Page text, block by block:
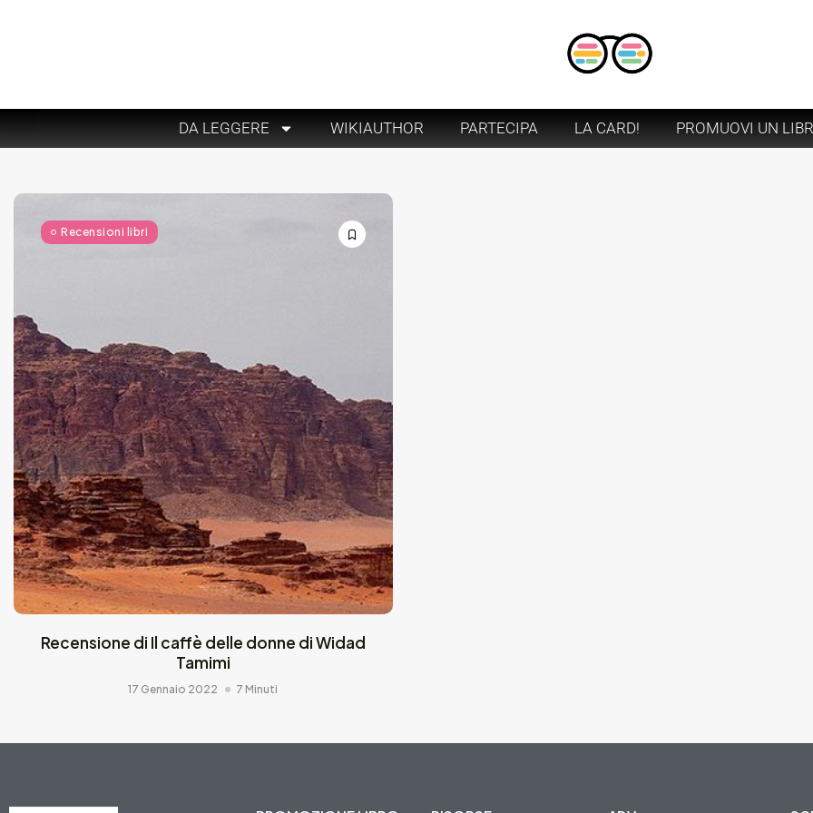
DA LEGGERE WIKIAUTHOR PARTECIPA LA CARD! PROMUOVI UN
Recensioni libri
Recensione di Il caffè delle donne di Widad
Tamimi
17 Gennaio 2022 7 Minuti